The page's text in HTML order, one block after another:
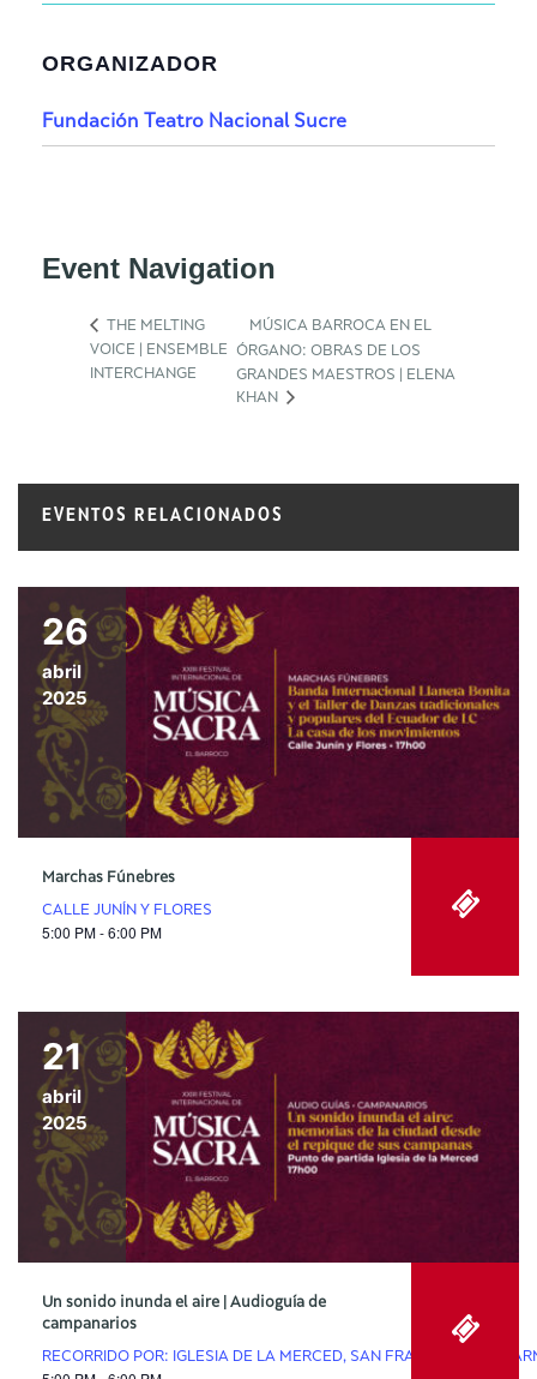
ORGANIZADOR
Fundación Teatro Nacional Sucre
Event Navigation
THE MELTING
VOICE | ENSEMBLE
INTERCHANGE
MÚSICA BARROCA EN EL
ÓRGANO: OBRAS DE LOS
GRANDES MAESTROS | ELENA
KHAN
EVENTOS RELACIONADOS
26
abril
2025
Marchas Fúnebres
CALLE JUNÍN Y FLORES
5:00 PM - 6:00 PM
21
abril
2025
Un sonido inunda el aire | Audioguía de
campanarios
RECORRIDO POR: IGLESIA DE LA MERCED, SAN FRANCISCO, EL